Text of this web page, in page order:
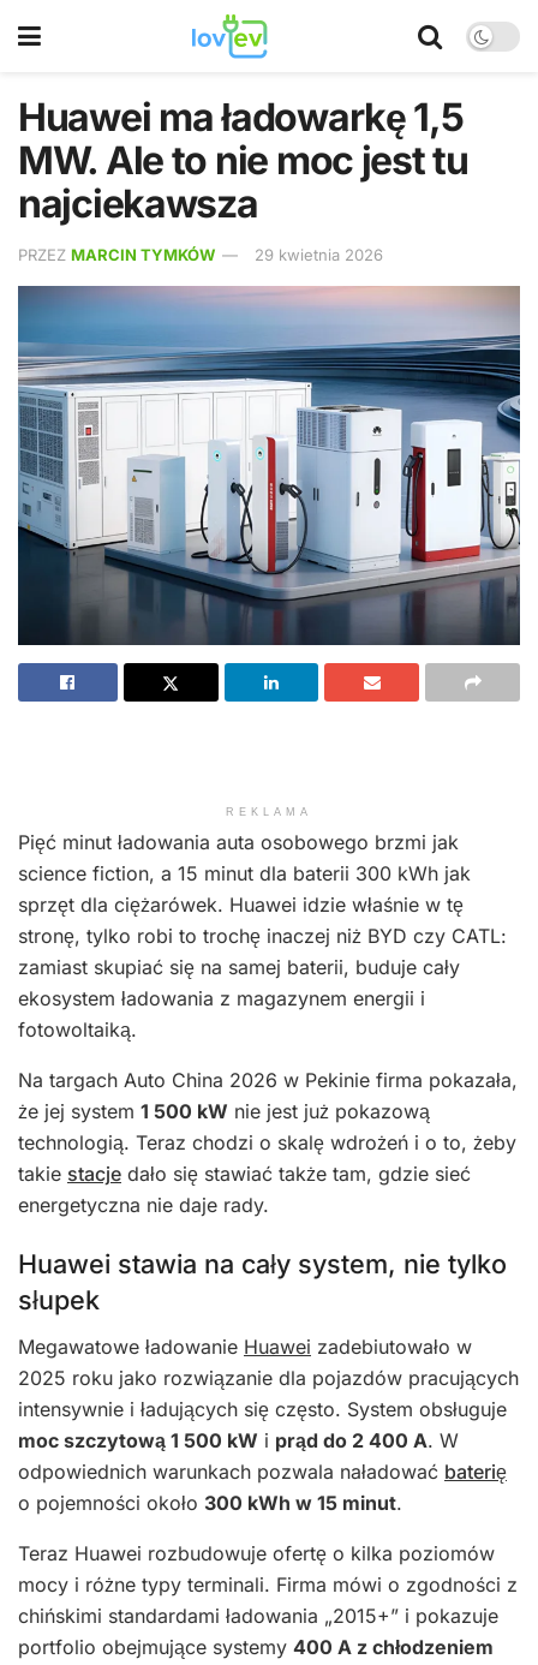
Huawei ma ładowarkę 1,5
MW. Ale to nie moc jest tu
najciekawsza
PRZEZ MARCIN TYMKÓW 29 kwietnia 2026
REKLAMA
Pięć minut ładowania auta osobowego brzmi jak
science fiction, a 15 minut dla baterii 300 kWh jak
sprzęt dla ciężarówek. Huawei idzie właśnie w tę
stronę, tylko robi to trochę inaczej niż BYD czy CATL:
zamiast skupiać się na samej baterii, buduje cały
ekosystem ładowania z magazynem energii i
fotowoltaiką.
Na targach Auto China 2026 w Pekinie firma pokazała,
że jej system 1 500 kW nie jest już pokazową
technologią. Teraz chodzi o skalę wdrożeń i o to, żeby
takie stacje dało się stawiać także tam, gdzie sieć
energetyczna nie daje rady.
Huawei stawia na cały system, nie tylko
słupek
Megawatowe ładowanie Huawei zadebiutowało w
2025 roku jako rozwiązanie dla pojazdów pracujących
intensywnie i ładujących się często. System obsługuje
moc szczytową 1 500 kW i prąd do 2 400 A. W
odpowiednich warunkach pozwala naładować baterię
o pojemności około 300 kWh w 15 minut.
Teraz Huawei rozbudowuje ofertę o kilka poziomów
mocy i różne typy terminali. Firma mówi o zgodności z
chińskimi standardami ładowania „2015+” i pokazuje
portfolio obejmujące systemy 400 A z chłodzeniem